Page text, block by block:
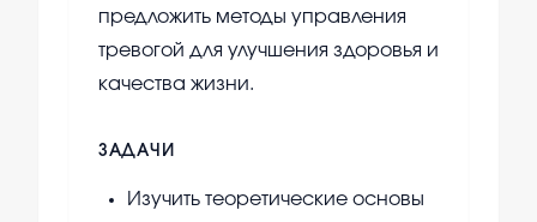
предложить методы управления
тревогой для улучшения здоровья и
качества жизни.
ЗАДАЧИ
Изучить теоретические основы